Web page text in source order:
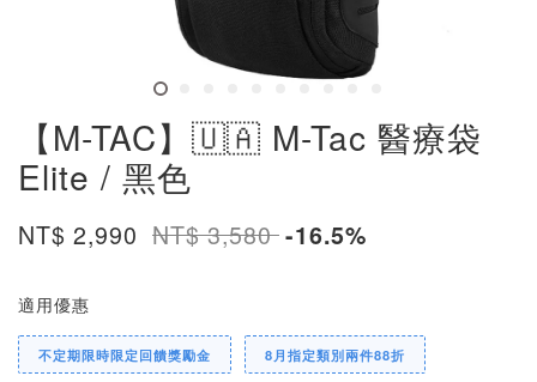
【M-TAC】🇺🇦 M-Tac 醫療袋
Elite / 黑色
NT$ 2,990 NT$ 3,580-16.5%
適用優惠
不定期限時限定回饋獎勵金 8月指定類別兩件88折